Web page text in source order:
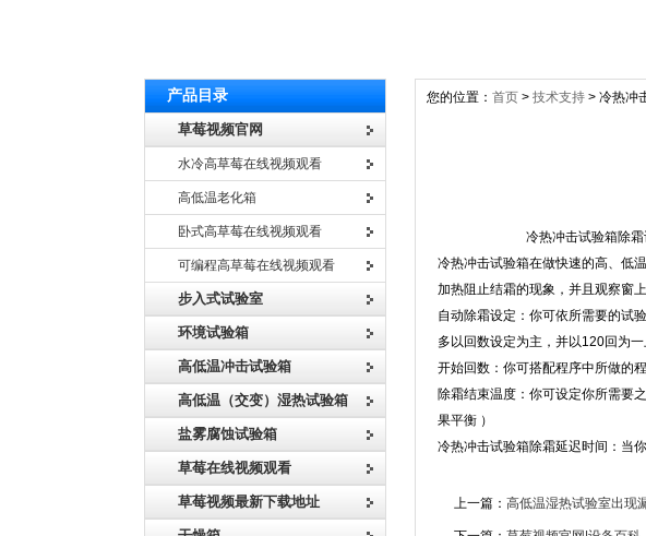
产品目录
草莓视频官网
水冷高草莓在线视频观看
高低温老化箱
卧式高草莓在线视频观看
可编程高草莓在线视频观看
步入式试验室
环境试验箱
高低温冲击试验箱
高低温（交变）湿热试验箱
盐雾腐蚀试验箱
草莓在线视频观看
草莓视频最新下载地址
您的位置： 首页 > 技术支持 > 冷热冲
冷热冲击试验箱除霜
冷热冲击试验箱在做快速的高、低
加热阻止结霜的现象，并且观察
自动除霜设定：你可依所需要的试
多以回数设定为主，并以120回为
开始回数：你可搭配程序中所做的
除霜结束温度：你可设定你所需要之
果平衡 ）
冷热冲击试验箱除霜延迟时间：当你
上一篇： 高低温湿热试验室出现漏水